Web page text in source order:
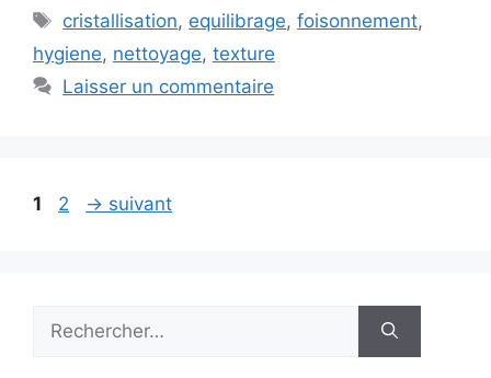
Étiquettes
cristallisation, equilibrage,foisonnement,
hygiene, nettoyage, texture
Laisser un commentaire
Page
1 Page
2 → suivant